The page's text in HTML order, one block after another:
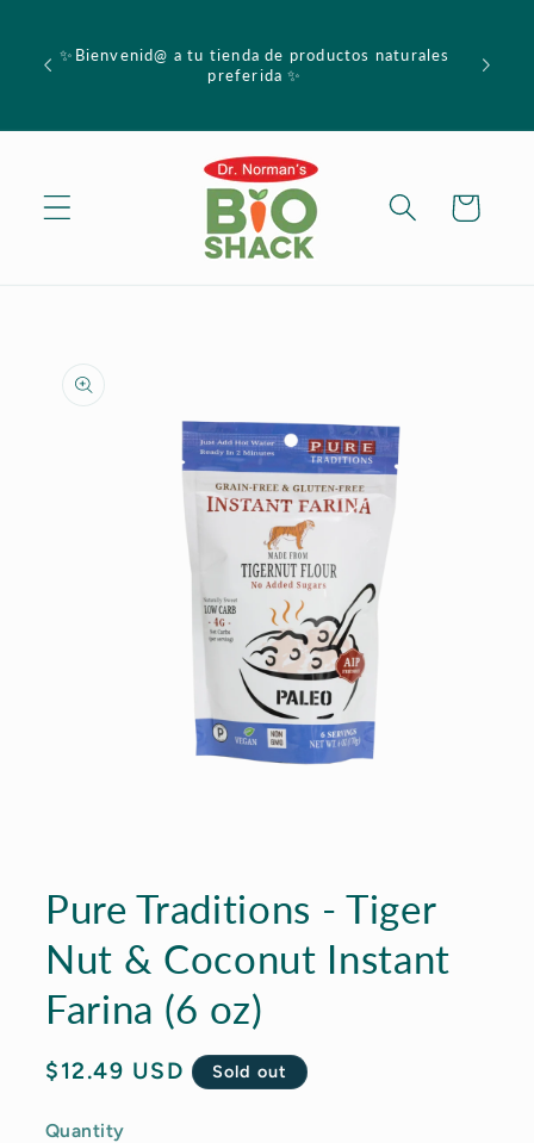
content
✨Bienvenid@ a tu tienda de productos naturales
preferida ✨
Cart
product
information
in
modal
Pure Traditions - Tiger
Nut & Coconut Instant
Farina (6 oz)
Regular
$12.49 USD Sold out
Quantity